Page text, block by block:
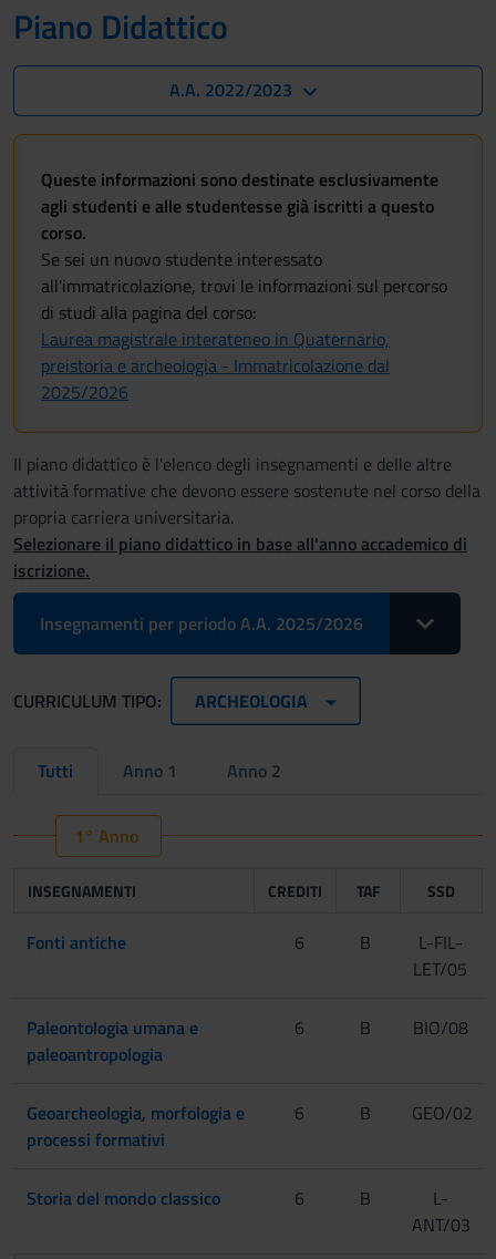
Piano Didattico
A.A. 2022/2023
Queste informazioni sono destinate esclusivamente
agli studenti e alle studentesse già iscritti a questo
corso.
Se sei un nuovo studente interessato
all'immatricolazione, trovi le informazioni sul percorso
di studi alla pagina del corso:
Laurea magistrale interateneo in Quaternario,
preistoria e archeologia - Immatricolazione dal
2025/2026
Il piano didattico è l'elenco degli insegnamenti e delle altre
attività formative che devono essere sostenute nel corso della
propria carriera universitaria.
Selezionare il piano didattico in base all'anno accademico di
iscrizione.
Insegnamenti per periodo A.A. 2025/2026
Toggle
CURRICULUM TIPO: ARCHEOLOGIA
Tutti Anno 1 Anno 2
1° Anno
INSEGNAMENTI CREDITI TAF SSD
Fonti antiche 6 B
L-FIL-
LET/05
Paleontologia umana e
paleoantropologia
6 B BIO/08
Geoarcheologia, morfologia e
processi formativi
6 B GEO/02
Storia del mondo classico 6 B
L-
ANT/03